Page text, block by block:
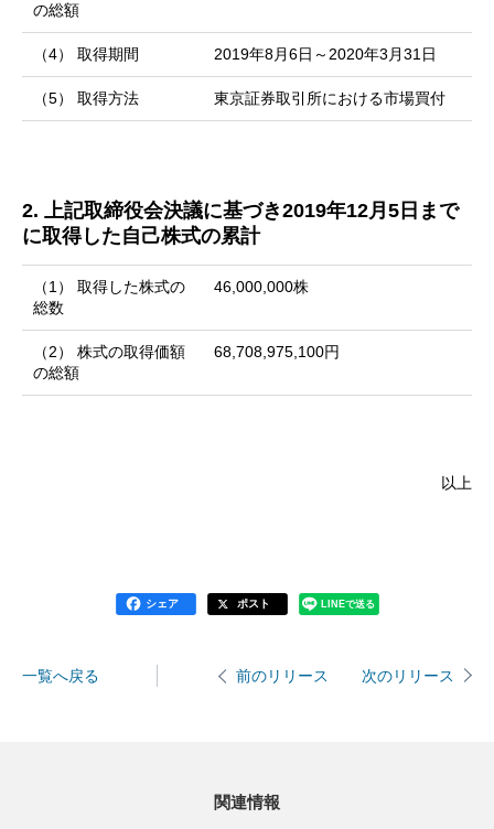
の総額
（4） 取得期間 2019年8月6日～2020年3月31日
（5） 取得方法 東京証券取引所における市場買付
2. 上記取締役会決議に基づき2019年12月5日まで
に取得した自己株式の累計
（1） 取得した株式の
総数
46,000,000株
（2） 株式の取得価額
の総額
68,708,975,100円
以上
シェア ポスト LINEで送る
一覧へ戻る 前のリリース 次のリリース
関連情報